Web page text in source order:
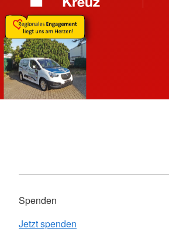
Spenden
Jetzt spenden